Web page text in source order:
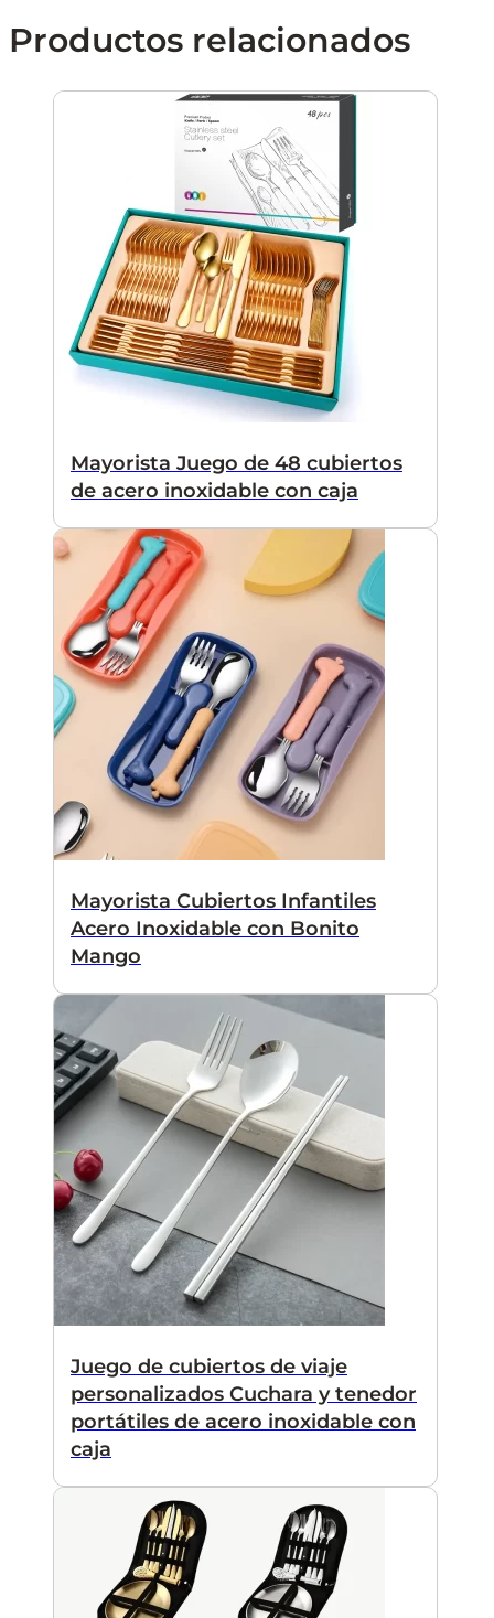
Productos relacionados
Mayorista Juego de 48 cubiertos
de acero inoxidable con caja
Mayorista Cubiertos Infantiles
Acero Inoxidable con Bonito
Mango
Juego de cubiertos de viaje
personalizados Cuchara y tenedor
portátiles de acero inoxidable con
caja